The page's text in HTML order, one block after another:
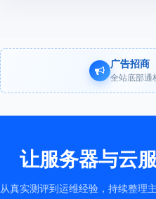
广告招商
全站底部通
让服务器与云
从真实测评到运维经验，持续整理